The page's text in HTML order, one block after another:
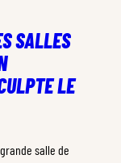
SALLES
LE
salle de